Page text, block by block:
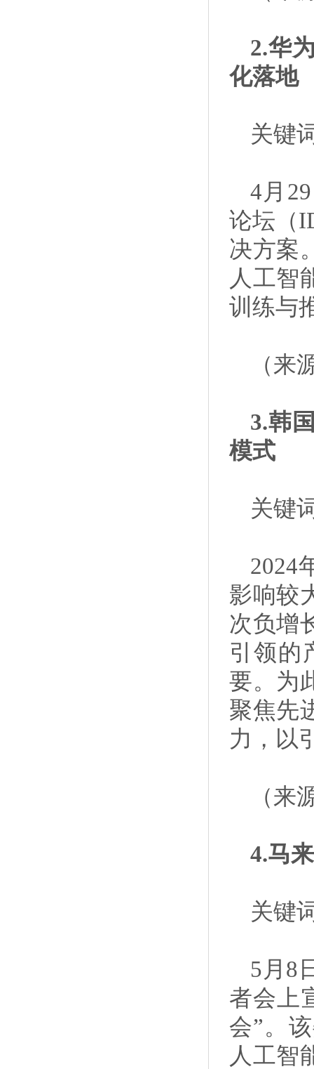
2.华
化落地
关键
4月
论坛（
决方案
人工智
训练与
（来
3.韩
模式
关键
2024
影响较
次负增
引领的
要。为
聚焦先
力，以
（来
4.马
关键
5月8
者会上
会”。
人工智